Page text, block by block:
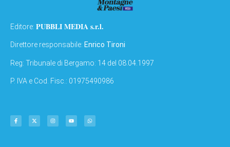
Editore: PUBBLI MEDIA s.r.l.
Direttore responsabile: Enrico Tironi
Reg: Tribunale di Bergamo: 14 del 08.04.1997
P. IVA e Cod. Fisc.: 01975490986